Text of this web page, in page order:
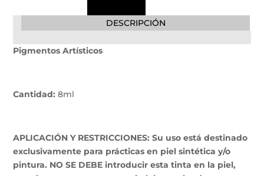
DESCRIPCIÓN
Pigmentos Artísticos
Cantidad: 8ml
APLICACIÓN Y RESTRICCIONES: Su uso está destinado
exclusivamente para prácticas en piel sintética y/o
pintura. NO SE DEBE introducir esta tinta en la piel,